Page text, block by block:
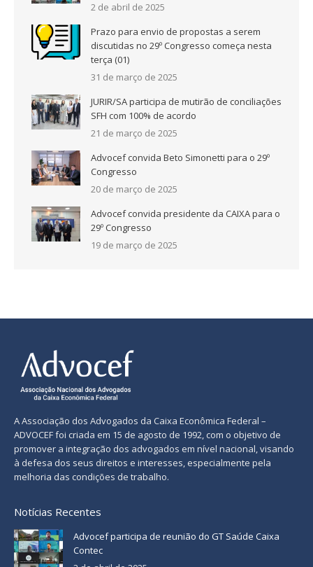
2 de abril de 2025
Prazo para envio de propostas a serem
discutidas no 29º Congresso começa nesta
terça (01)
31 de março de 2025
JURIR/SA participa de mutirão de conciliações
SFH com 100% de acordo
21 de março de 2025
Advocef convida Beto Simonetti para o 29º
Congresso
20 de março de 2025
Advocef convida presidente da CAIXA para o
29º Congresso
19 de março de 2025
A Associação dos Advogados da Caixa Econômica Federal –
ADVOCEF foi criada em 15 de agosto de 1992, com o objetivo de
promover a integração dos advogados em nível nacional, visando
à defesa dos seus direitos e interesses, especialmente pela
melhoria das condições de trabalho.
Notícias Recentes
Advocef participa de reunião do GT Saúde Caixa
Contec